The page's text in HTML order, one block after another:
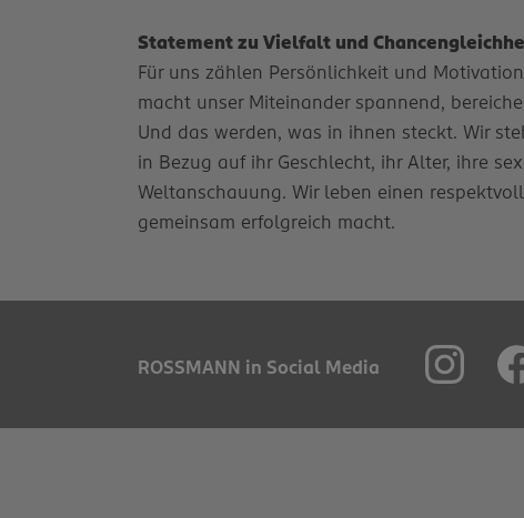
Statement zu Vielfalt und
Für uns zählen Persönlichkeit und
macht unser Miteinander spannend,
Und das werden, was in ihnen steckt. Wir
in Bezug auf ihr Geschlecht, ihr Alter, ihre
Weltanschauung. Wir leben einen
gemeinsam erfolgreich macht.
ROSSMANN in Social Media